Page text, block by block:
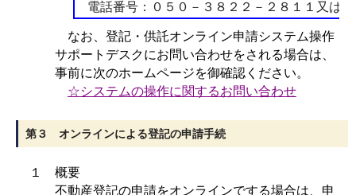
電話番号：０５０－３８２２－２８１１又は
なお、登記・供託オンライン申請システム操作
サポートデスクにお問い合わせをされる場合は、
事前に次のホームページを御確認ください。
☆システムの操作に関するお問い合わせ
第３ オンラインによる登記の申請手続
１ 概要
不動産登記の申請をオンラインでする場合は、申